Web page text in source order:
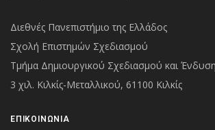
Διεθνές Πανεπιστήμιο της Ελλάδος
Σχολή Επιστημών Σχεδιασμού
Τμήμα Δημιουργικού Σχεδιασμού και
3 χιλ. Κιλκίς-Μεταλλικού, 61100 Κιλκίς
ΕΠΙΚΟΙΝΩΝΊΑ